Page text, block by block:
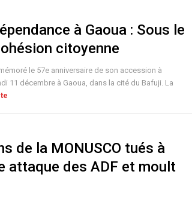
à Gaoua : Sous le
citoyenne
le 57e anniversaire de son accession à
11 décembre à Gaoua, dans la cité du Bafuji. La
de la MONUSCO tués à
attaque des ADF et moult